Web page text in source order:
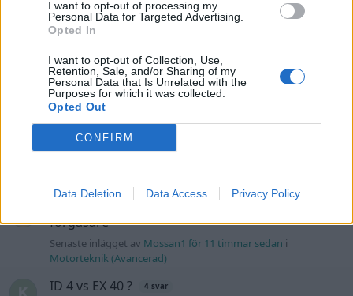
I want to opt-out of processing my
Personal Data for Targeted Advertising.
Opted In
I want to opt-out of Collection, Use,
Retention, Sale, and/or Sharing of my
Personal Data that Is Unrelated with the
Purposes for which it was collected.
Opted Out
CONFIRM
Data Deletion Data Access Privacy Policy
Vw 1956 oval prosjekt 11 svar
Senaste inlägget av
Volvo 245 ?Turbo? 40 svar
Senaste inlägget avMarurb1 onsdag 23:42 Projekt
Renovering av en Honda Civic Aerodeck
181 svar
Senaste inlägget avXebers76 onsdag 20:48
Nyaste forumtrådarna
förgasare
Senaste inlägget av Mossan1 för 11 timmar sedan i
Motorteknik (Avancerad)
ID 4 vs EX 40 ? 4 svar